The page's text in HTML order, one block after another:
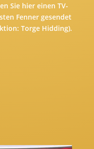
Sie hier einen TV-
Fenner gesendet
Torge Hidding).